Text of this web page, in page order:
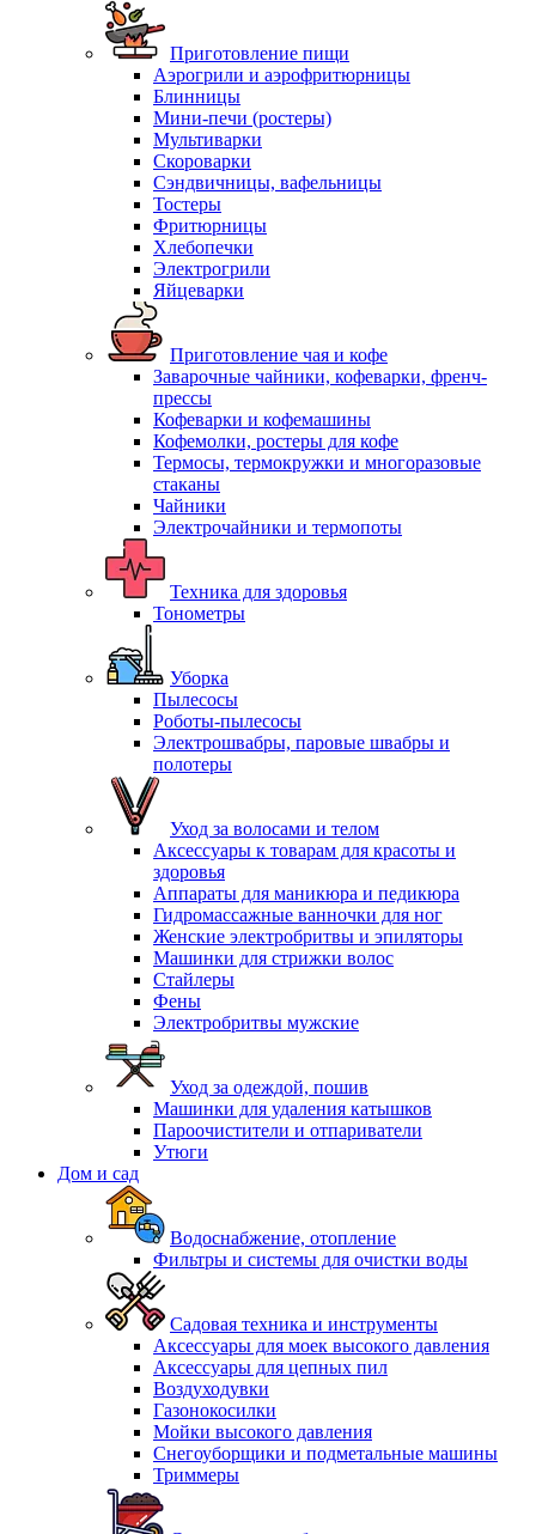
Приготовление пищи
Аэрогрили и аэрофритюрницы
Блинницы
Мини-печи (ростеры)
Мультиварки
Скороварки
Сэндвичницы, вафельницы
Тостеры
Фритюрницы
Хлебопечки
Электрогрили
Яйцеварки
Приготовление чая и кофе
Заварочные чайники, кофеварки, френч-
прессы
Кофеварки и кофемашины
Кофемолки, ростеры для кофе
Термосы, термокружки и многоразовые
стаканы
Чайники
Электрочайники и термопоты
Техника для здоровья
Тонометры
Уборка
Пылесосы
Роботы-пылесосы
Электрошвабры, паровые швабры и
полотеры
Уход за волосами и телом
Аксессуары к товарам для красоты и
здоровья
Аппараты для маникюра и педикюра
Гидромассажные ванночки для ног
Женские электробритвы и эпиляторы
Машинки для стрижки волос
Стайлеры
Фены
Электробритвы мужские
Уход за одеждой, пошив
Машинки для удаления катышков
Пароочистители и отпариватели
Утюги
Дом и сад
Водоснабжение, отопление
Фильтры и системы для очистки воды
Садовая техника и инструменты
Аксессуары для моек высокого давления
Аксессуары для цепных пил
Воздуходувки
Газонокосилки
Мойки высокого давления
Снегоуборщики и подметальные машины
Триммеры